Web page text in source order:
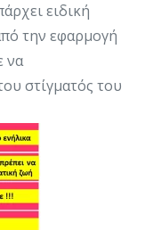
ειδική
την εφαρμογή
να
στίγματός του